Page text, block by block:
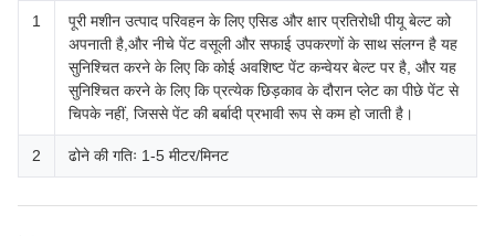
1
पूरी मशीन उत्पाद परिवहन के लिए एसिड और क्षार प्रतिरोधी पीयू बेल्ट को
अपनाती है,और नीचे पेंट वसूली और सफाई उपकरणों के साथ संलग्न है यह
सुनिश्चित करने के लिए कि कोई अवशिष्ट पेंट कन्वेयर बेल्ट पर है, और यह
सुनिश्चित करने के लिए कि प्रत्येक छिड़काव के दौरान प्लेट का पीछे पेंट से
चिपके नहीं, जिससे पेंट की बर्बादी प्रभावी रूप से कम हो जाती है।
2 ढोने की गतिः 1-5 मीटर/मिनट